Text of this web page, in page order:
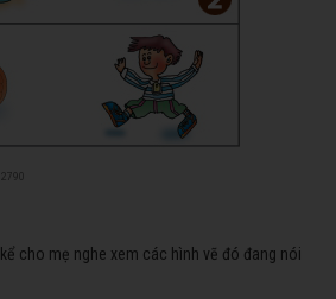
2790
cho mẹ nghe xem các hình vẽ đó đang nói